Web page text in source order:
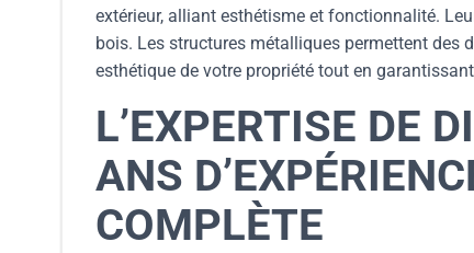
extérieur, alliant esthétisme et fonctionnalité.
bois. Les structures métalliques permettent
esthétique de votre propriété tout en
L’EXPERTISE DE
ANS
COMPLÈTE